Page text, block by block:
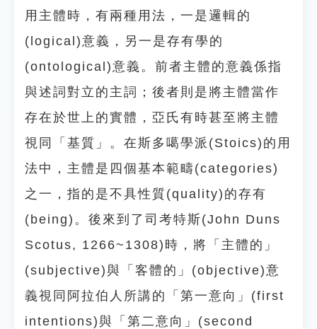
用主體時，有兩種用法，一是邏輯的
(logical)意義，另一是存有學的
(ontological)意義。前者主體的意義係指
與述詞對立的主詞；後者則是將主體當作
存在於世上的實體，亞氏有時甚至將主體
視同「基質」。在斯多噶學派(Stoics)的用
法中，主體是四個基本範疇(categories)
之一，指的是不具性質(quality)的存有
(being)。後來到了司考特斯(John Duns
Scotus, 1266~1308)時，將「主體的」
(subjective)與「客體的」(objective)意
義視同阿拉伯人所講的「第一意向」(first
intentions)與「第二意向」(second